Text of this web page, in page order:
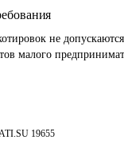
не
малого
19655